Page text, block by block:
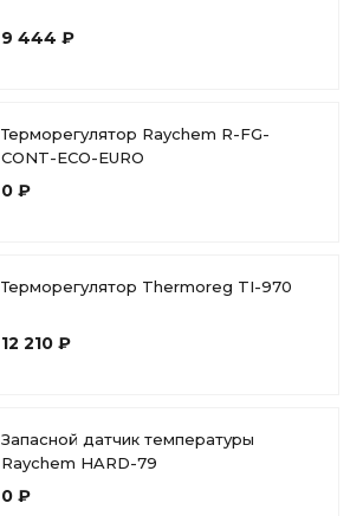
9 444 ₽
Терморегулятор Raychem R-FG-
CONT-ECO-EURO
0 ₽
Терморегулятор Thermoreg TI-970
12 210 ₽
Запасной датчик температуры
Raychem HARD-79
0 ₽